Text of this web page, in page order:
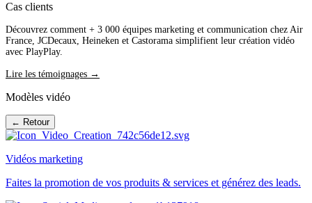
Cas clients
Découvrez comment + 3 000 équipes marketing et communication chez Air
France, JCDecaux, Heineken et Castorama simplifient leur création vidéo
avec PlayPlay.
Lire les témoignages →
Modèles vidéo
← Retour
Vidéos marketing
Faites la promotion de vos produits & services et générez des leads.